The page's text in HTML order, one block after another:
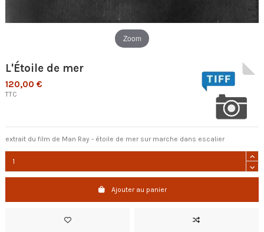
Zoom
L'Étoile de mer
120,00 €
TTC
extrait du film de Man Ray - étoile de mer sur marche dans escalier
Ajouter au panier